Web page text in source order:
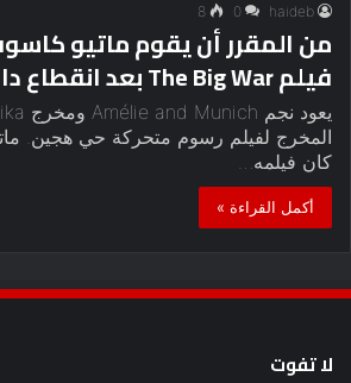
haideb
0
8
من المقرر أن يقوم ماتيو
فيلم The Big War بعد انقطاع دام 13 عامًا
المخرج لفيلم رسوم متحركة حي هجين.
كان فيلمه…
أكمل القراءة »
لا تفوت